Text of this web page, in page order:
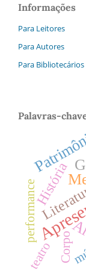
Informações
Para Leitores
Para Autores
Para Bibliotecários
Palavras-
História
Corpo
performance
teatro